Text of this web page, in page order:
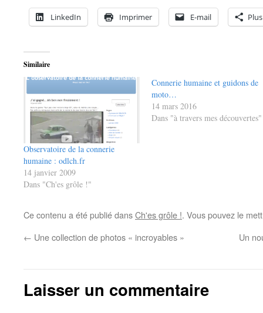
LinkedIn Imprimer E-mail Plus
Similaire
Observatoire de la connerie
humaine : odlch.fr
14 janvier 2009
Dans "Ch'es grôle !"
Connerie humaine et guidons de
moto…
14 mars 2016
Dans "à travers mes découvertes"
Ce contenu a été publié dansCh'es grôle !. Vous pouvez le
← Une collection de photos « incroyables » Un
Laisser un commentaire